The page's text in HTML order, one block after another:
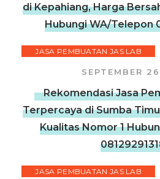
di Kepahiang, Harga
Hubungi WA/Telepon
JASA PEMBUATAN JAS LAB
SEPTEMBER
Rekomendasi Jasa
Terpercaya di Sumba
Kualitas Nomor 1
JASA PEMBUATAN JAS LAB